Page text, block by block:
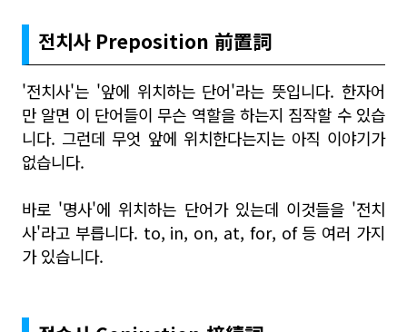
전치사 Preposition 前置詞
'전치사'는 '앞에 위치하는 단어'라는 뜻입니다. 한자어
만 알면 이 단어들이 무슨 역할을 하는지 짐작할 수 있습
니다. 그런데 무엇 앞에 위치한다는지는 아직 이야기가
없습니다.
바로 '명사'에 위치하는 단어가 있는데 이것들을 '전치
사'라고 부릅니다. to, in, on, at, for, of 등 여러 가지
가 있습니다.